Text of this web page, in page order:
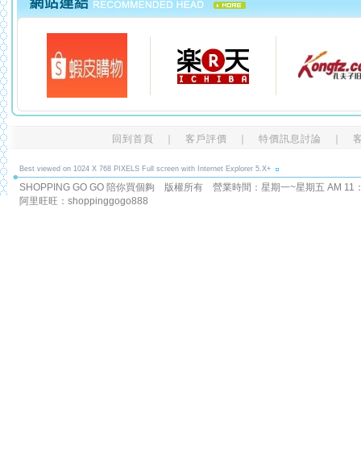
回到首頁 客戶評價 特價訊息討論
Best viewed on 1024 X 768 PIXELS Full screen with Internet Explorer 5.X+
SHOPPING GO GO 陪你買個夠 版權所有 營業時間：星期一~星期五 AM
阿里旺旺：shoppinggogo888